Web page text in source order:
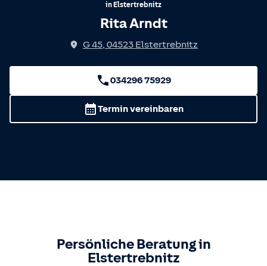
in Elstertrebnitz
Rita Arndt
G 45, 04523 Elstertrebnitz
034296 75929
Termin vereinbaren
Persönliche Beratung in
Elstertrebnitz